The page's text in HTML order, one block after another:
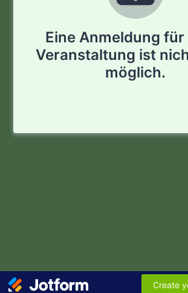
Eine Anmeldung für
Veranstaltung ist
möglich.
Create